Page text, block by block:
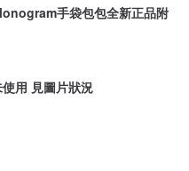
手袋包包全新正品附
用 見圖片狀況